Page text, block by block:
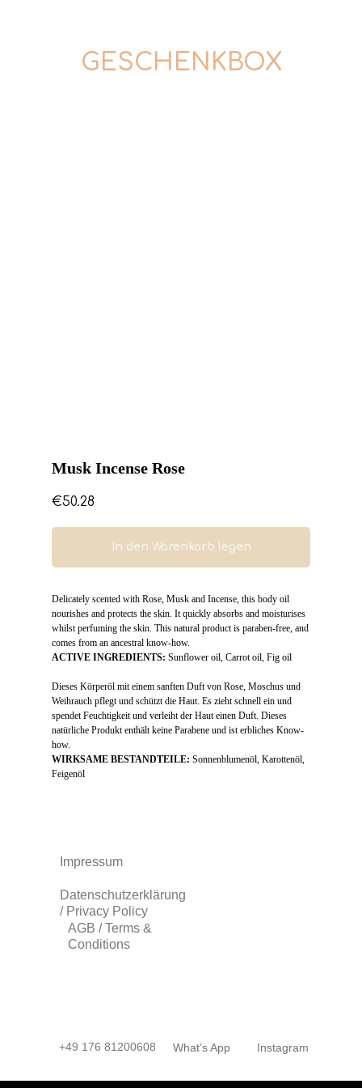
GESCHENKBOX
Musk Incense Rose
€50.28
In den Warenkorb legen
Delicately scented with Rose, Musk and Incense, this body oil
nourishes and protects the skin. It quickly absorbs and moisturises
whilst perfuming the skin. This natural product is paraben-free, and
comes from an ancestral know-how.
ACTIVE INGREDIENTS: Sunflower oil, Carrot oil, Fig oil
Dieses Körperöl mit einem sanften Duft von Rose, Moschus und
Weihrauch pflegt und schützt die Haut. Es zieht schnell ein und
spendet Feuchtigkeit und verleiht der Haut einen Duft. Dieses
natürliche Produkt enthält keine Parabene und ist erbliches Know-
how.
WIRKSAME BESTANDTEILE: Sonnenblumenöl, Karottenöl,
Feigenöl
Impressum
Datenschutzerklärung
/ Privacy Policy
AGB / Terms &
Conditions
+49 176 81200608 What’s App Instagram